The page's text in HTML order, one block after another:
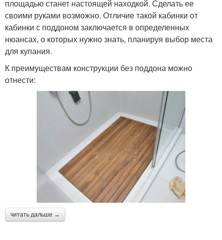
площадью станет настоящей находкой. Сделать ее
своими руками возможно. Отличие такой кабинки от
кабинки с поддоном заключается в определенных
нюансах, о которых нужно знать, планируя выбор места
для купания.
К преимуществам конструкции без поддона можно
отнести:
читать дальше →